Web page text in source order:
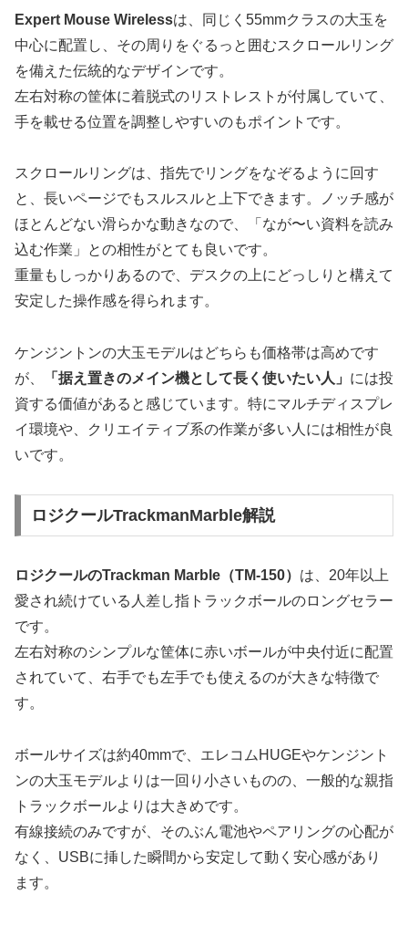
Expert Mouse Wirelessは、同じく55mmクラスの大玉を
中心に配置し、その周りをぐるっと囲むスクロールリング
を備えた伝統的なデザインです。
左右対称の筐体に着脱式のリストレストが付属していて、
手を載せる位置を調整しやすいのもポイントです。
スクロールリングは、指先でリングをなぞるように回す
と、長いページでもスルスルと上下できます。ノッチ感が
ほとんどない滑らかな動きなので、
「なが〜い資料を読み
込む作業」
との相性がとても良いです。
重量もしっかりあるので、デスクの上にどっしりと構えて
安定した操作感を得られます。
ケンジントンの大玉モデルはどちらも価格帯は高めです
が、
「据え置きのメイン機として長く使いたい人」 には投
資する価値があると感じています。特にマルチディスプレ
イ環境や、クリエイティブ系の作業が多い人には相性が良
いです。
ロジクールTrackmanMarble解説
ロジクールのTrackman Marble（TM-150） は、20年以上
愛され続けている人差し指トラックボールのロングセラー
です。
左右対称のシンプルな筐体に赤いボールが中央付近に配置
されていて、右手でも左手でも使えるのが大きな特徴で
す。
ボールサイズは約40mmで、エレコムHUGEやケンジント
ンの大玉モデルよりは一回り小さいものの、一般的な親指
トラックボールよりは大きめです。
有線接続のみですが、そのぶん電池やペアリングの心配が
なく、 USBに挿した瞬間から安定して動く安心感があり
ます。